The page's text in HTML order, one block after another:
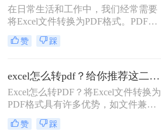
些有效的方法和技巧。
在日常生活和工作中，我们经常需要
将Excel文件转换为PDF格式。PDF格
式的文件具有跨平台、跨设备的特
点，能够确保文档在不同环境下的一
呢？本文将为您介绍三种简单易行的
Excel转PDF方法。
赞 踩
excel怎么转pdf？给你推荐这二种方法！
Excel怎么转PDF？将Excel文件转换为
PDF格式具有许多优势，如文件兼容
性、保护文件内容等。本文将介绍两
种简便的Excel转PDF方法，并提供详
赞 踩